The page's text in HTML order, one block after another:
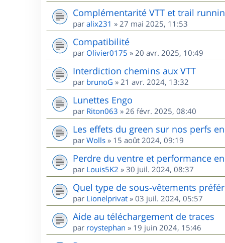
Complémentarité VTT et trail
par alix231 » 27 mai 2025, 11:53
Compatibilité
par Olivier0175 » 20 avr. 2025, 10:49
Interdiction chemins aux VTT
par brunoG » 21 avr. 2024, 13:32
Lunettes Engo
par Riton063 » 26 févr. 2025, 08:40
Les effets du green sur nos perfs en
par Wolls » 15 août 2024, 09:19
Perdre du ventre et performance en
par Louis5K2 » 30 juil. 2024, 08:37
Quel type de sous-vêtements
par Lionelprivat » 03 juil. 2024, 05:57
Aide au téléchargement de traces
par roystephan » 19 juin 2024, 15:46